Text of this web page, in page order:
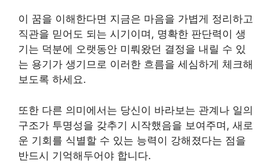
이 꿈을 이해한다면 지금은 마음을 가볍게 정리하고
직관을 믿어도 되는 시기이며, 명확한 판단력이 생
기는 덕분에 오랫동안 미뤄왔던 결정을 내릴 수 있
는 용기가 생기므로 이러한 흐름을 세심하게 체크해
보도록 하세요.
또한 다른 의미에서는 당신이 바라보는 관계나 일의
구조가 투명성을 갖추기 시작했음을 보여주며, 새로
운 기회를 식별할 수 있는 능력이 강해졌다는 점을
반드시 기억해두어야 합니다.